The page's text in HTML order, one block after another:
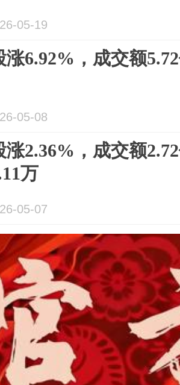
05-19
涨6.92%，成交额
05-08
涨2.36%，成交额
万
05-07